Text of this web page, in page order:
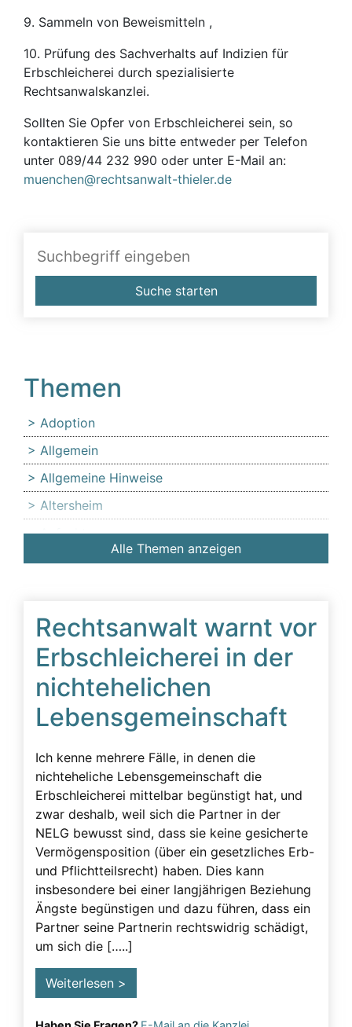
9. Sammeln von Beweismitteln ,
10. Prüfung des Sachverhalts auf Indizien für
Erbschleicherei durch spezialisierte
Rechtsanwalskanzlei.
Sollten Sie Opfer von Erbschleicherei sein, so
kontaktieren Sie uns bitte entweder per Telefon
unter 089/44 232 990 oder unter E-Mail an:
muenchen@rechtsanwalt-thieler.de
Suche starten
Rechtsanwalt warnt vor
Erbschleicherei in der
nichtehelichen
Lebensgemeinschaft
Ich kenne mehrere Fälle, in denen die
nichteheliche Lebensgemeinschaft die
Erbschleicherei mittelbar begünstigt hat, und
zwar deshalb, weil sich die Partner in der
NELG bewusst sind, dass sie keine gesicherte
Vermögensposition (über ein gesetzliches Erb-
und Pflichtteilsrecht) haben. Dies kann
insbesondere bei einer langjährigen Beziehung
Ängste begünstigen und dazu führen, dass ein
Partner seine Partnerin rechtswidrig schädigt,
um sich die […..]
Weiterlesen >
Themen
Adoption
Allgemein
Allgemeine Hinweise
Altersheim
Anfechtung
Angehörige
Äußerer Tatbestand: Diffamierung von
Familienmitgliedern
Beeinflussung
Beeinflussung – unzulässig
Beeinflussung – Unzulässige – Alarmsignale
Besuchsverbot
Betreuung
Demenz
Detektiv
Erblasser
Erbscheicherei aus dem sozialen Bereich des
Erblassers
Erbschleicher
Erbschleicher Alarmsignale
Alle Themen anzeigen